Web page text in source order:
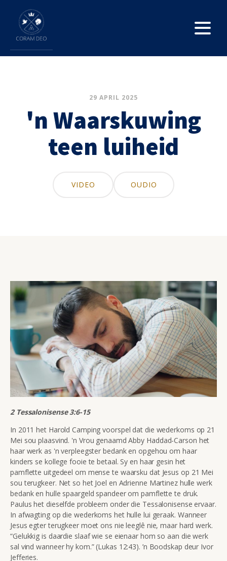
29 APRIL 2025
'n Waarskuwing
teen luiheid
VIDEO OUDIO
2 Tessalonisense 3:6-15
In 2011 het Harold Camping voorspel dat die wederkoms op 21
Mei sou plaasvind. 'n Vrou genaamd Abby Haddad-Carson het
haar werk as 'n verpleegster bedank en opgehou om haar
kinders se kollege fooie te betaal. Sy en haar gesin het
pamflette uitgedeel om mense te waarsku dat Jesus op 21 Mei
sou terugkeer. Net so het Joel en Adrienne Martinez hulle werk
bedank en hulle spaargeld spandeer om pamflette te druk.
Paulus het dieselfde probleem onder die Tessalonisense ervaar.
In afwagting op die wederkoms het hulle lui geraak. Wanneer
Jesus egter terugkeer moet ons nie leeglê nie, maar hard werk.
“Gelukkig is daardie slaaf wie se eienaar hom so aan die werk
sal vind wanneer hy kom.” (Lukas 12:43). ’n Boodskap deur Ivor
Jefferies.